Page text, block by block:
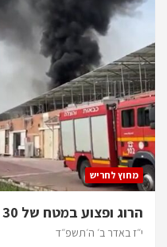
מחוץ לחריש
הרוג ופצוע במטח של 30 רקטות לעבר קריית שמונה
י״ז באדר ב׳ ה׳תשפ״ד